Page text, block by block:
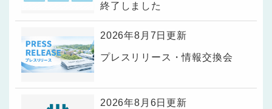
終了しました
2026年8月7日更新
プレスリリース・情報交換会
2026年8月6日更新